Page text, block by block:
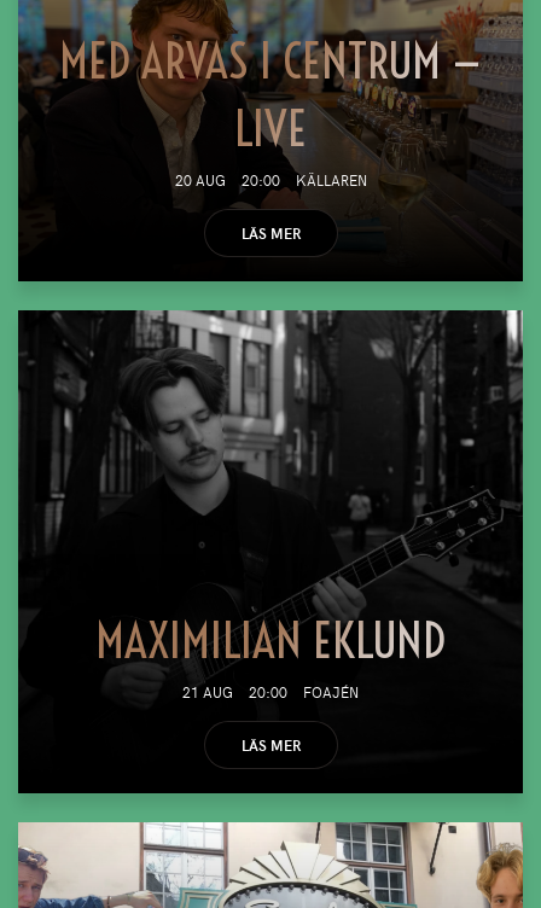
MED ARVAS I CENTRUM —
LIVE
20 AUG 20:00 KÄLLAREN
LÄS MER
MAXIMILIAN EKLUND
21 AUG 20:00 FOAJÉN
LÄS MER